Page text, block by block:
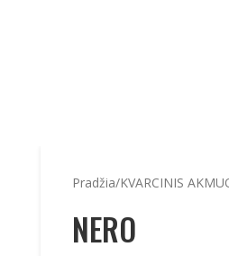
Pradžia KVARCINIS
NERO